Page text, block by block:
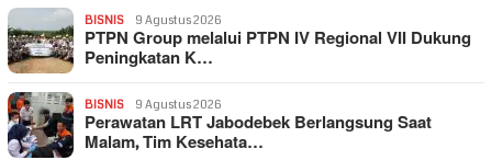
BISNIS 9 Agustus 2026
PTPN Group melalui PTPN IV Regional VII Dukung
Peningkatan K…
BISNIS 9 Agustus 2026
Perawatan LRT Jabodebek Berlangsung Saat
Malam, Tim Kesehata…